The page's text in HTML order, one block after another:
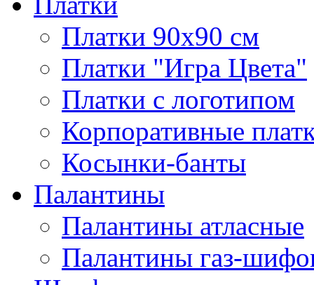
Платки 90х90 см
Платки "Игра Цвета"
Платки с логотипом
Корпоративные
Косынки-банты
Палантины
Палантины атласные
Палантины газ-